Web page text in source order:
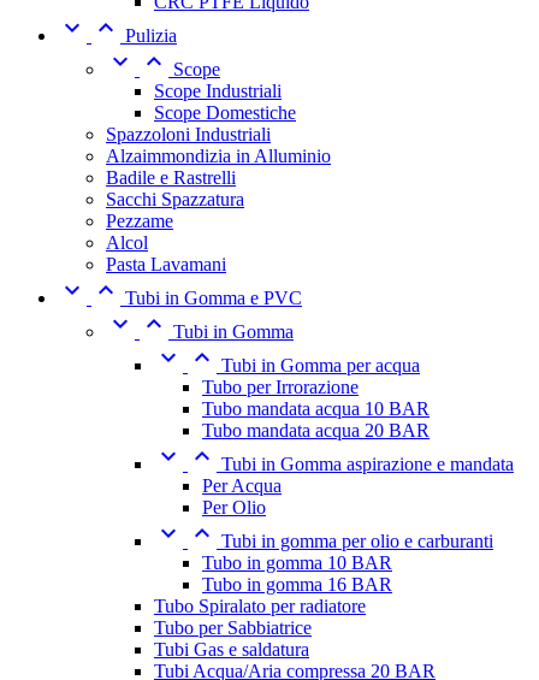
  Pulizia
 
Scope
Scope Industriali
Scope Domestiche
Spazzoloni Industriali
Alzaimmondizia in Alluminio
Badile e Rastrelli
Sacchi Spazzatura
Pezzame
Alcol
Pasta Lavamani
  Tubi in Gomma e PVC
  Tubi in Gomma
  Tubi in Gomma per acqua
Tubo per Irrorazione
Tubo mandata acqua 10 BAR
Tubo mandata acqua 20 BAR
  Tubi in Gomma aspirazione e mandata
Per Acqua
Per Olio
  Tubi in gomma per olio e carburanti
Tubo in gomma 10 BAR
Tubo in gomma 16 BAR
Tubo Spiralato per radiatore
Tubo per Sabbiatrice
Tubi Gas e saldatura
Tubi Acqua/Aria compressa 20 BAR